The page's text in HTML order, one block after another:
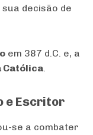
decisão de
em 387 d.C. e, a
Católica.
e Escritor
se a combater